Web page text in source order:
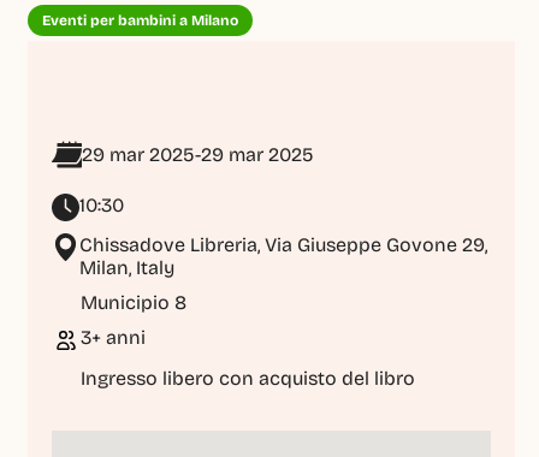
Eventi per bambini a Milano
29 mar 2025-29 mar 2025
10:30
Chissadove Libreria, Via Giuseppe Govone 29,
Milan, Italy
Municipio 8
3+ anni
Ingresso libero con acquisto del libro